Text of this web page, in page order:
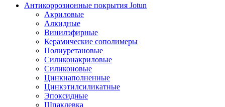
Антикоррозионные покрытия Jotun
Акриловые
Алкидные
Винилэфирные
Керамические сополимеры
Полиуретановые
Силиконакриловые
Силиконовые
Цинкнаполненные
Цинкэтилсиликатные
Эпоксидные
Шпаклевка